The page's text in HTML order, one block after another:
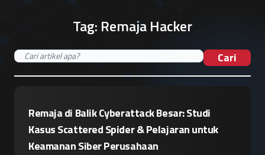
Tag: Remaja Hacker
Cari
Remaja di Balik Cyberattack Besar: Studi
Kasus Scattered Spider & Pelajaran untuk
Keamanan Siber Perusahaan